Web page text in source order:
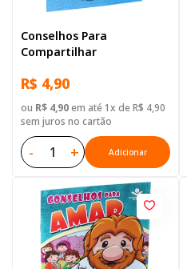
Conselhos Para
Compartilhar
R$ 4,90
ou R$ 4,90em até 1x de R$ 4,90
sem juros no cartão
- + Adicionar